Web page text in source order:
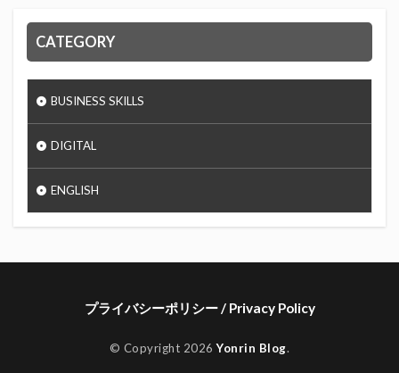
CATEGORY
BUSINESS SKILLS
DIGITAL
ENGLISH
プライバシーポリシー / Privacy Policy
© Copyright 2026Yonrin Blog.